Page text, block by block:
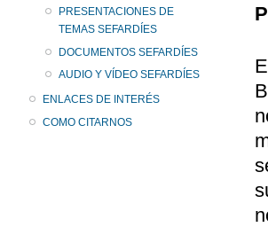
PRESENTACIONES DE
TEMAS SEFARDÍES
DOCUMENTOS SEFARDÍES
AUDIO Y VÍDEO SEFARDÍES
ENLACES DE INTERÉS
COMO CITARNOS